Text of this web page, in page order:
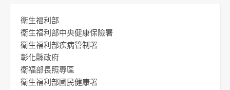
衛生福利部
衛生福利部中央健康保險署
衛生福利部疾病管制署
彰化縣政府
衛福部長照專區
衛生福利部國民健康署